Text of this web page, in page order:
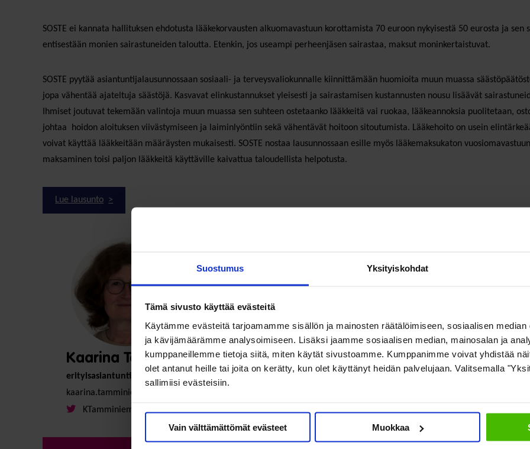
Suostumus Yksityiskohdat
Tämä sivusto käyttää evästeitä
Käytämme evästeitä tarjoamamme sisällön ja mainosten räätälöimiseen, sosiaalisen
ja kävijämäärämme analysoimiseen. Lisäksi jaamme sosiaalisen median, mainosalan ja
kumppaneillemme tietoja siitä, miten käytät sivustoamme. Kumppanimme voivat yhdistää
olet antanut heille tai joita on kerätty, kun olet käyttänyt heidän palvelujaan. Valitsemalla
sallimiisi evästeisiin.
Vain välttämättömät evästeet Muokkaa
SOSTE ei kannata hallituksen ehdotusta lääkekorvausten alkuomavastuun korottamista 70 euroon nykyisestä 50 eurosta ja
entisestään monien sairastuneiden taloutta. Etenkin, jos useampi perheenjäsen sairastaa, maksut moninkertaistuvat.
SOSTE pyytää asiantuntijalausunnossaan sosiaali- ja terveysvaliokunnalle kiinnittämään huomioita muun muassa
jopa vähentää ajateltuja säästöjä. Kasvavat elinkustannukset yleisesti ja sairastamisen kustannusten nousu lisäävät
Ihmiset joutuvat tekemään valintoja muun muassa sen suhteen ostetaanko lääkkeitä vai ruokaa, lääkeannoksia puolitetaan,
johtaa hoidon aloituksen viivästymiseen ja laiminlyöntiin sekä vähentävät hoitoon sitoutumista. Lääkehoito on usein
voivat käyttää lääkkeitään määräysten mukaisesti. SOSTE nostaa lausunnossaan esille myös lääkemaksukaton
maksaminen toisi paljon lääkkeitä käyttäville kaivattua taloudellista helpotusta.
Lue lausunto
Kaarina Tamminiemi
erityisasiantuntija
kaarina.tamminiemi@soste.fi
KTamminiemi